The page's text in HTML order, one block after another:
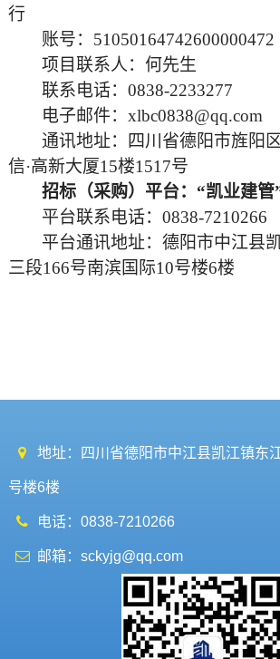
行
账号： 51050164742600000472
项目联系人：何先生
联系电话： 0838-2233277
电子邮件： xlbc0838@qq.com
通讯地址：四川省德阳市旌阳
信·高新大厦15楼1517号
招标（采购）平台： “凯业建管
平台联系电话： 0838-7210266
平台通讯地址： 德阳市中江县
三段166号南滨国际10号楼6楼
地址：四川省德阳市中江县凯江镇东
号楼6楼
电话：0838-7210266
邮箱：sckyjg@qq.com